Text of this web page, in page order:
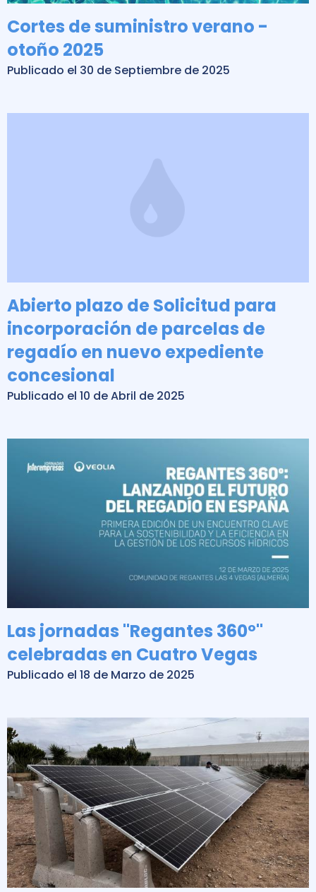
Cortes de suministro verano -
otoño 2025
Publicado el 30 de Septiembre de 2025
Abierto plazo de Solicitud para
incorporación de parcelas de
regadío en nuevo expediente
concesional
Publicado el 10 de Abril de 2025
Las jornadas "Regantes 360º"
celebradas en Cuatro Vegas
Publicado el 18 de Marzo de 2025